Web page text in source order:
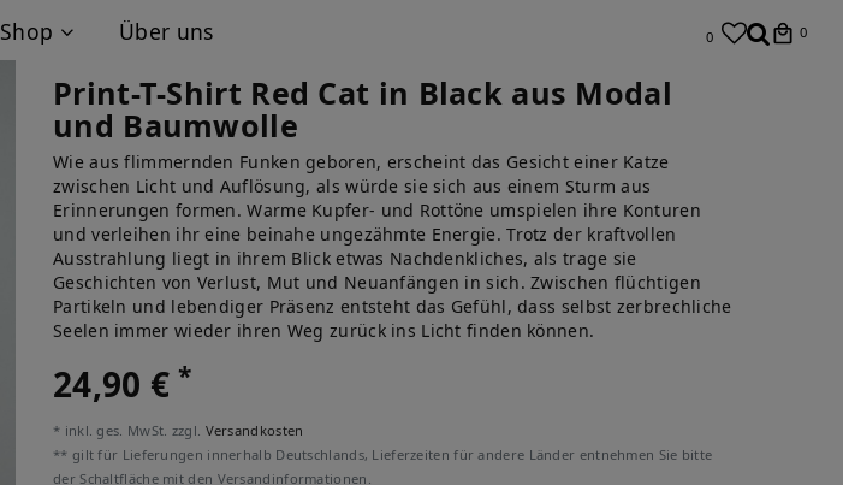
Shop Über uns 0 0
Print-T-Shirt Red Cat in Black aus Modal
und Baumwolle
Wie aus flimmernden Funken geboren, erscheint das Gesicht einer Katze
zwischen Licht und Auflösung, als würde sie sich aus einem Sturm aus
Erinnerungen formen. Warme Kupfer- und Rottöne umspielen ihre Konturen
und verleihen ihr eine beinahe ungezähmte Energie. Trotz der kraftvollen
Ausstrahlung liegt in ihrem Blick etwas Nachdenkliches, als trage sie
Geschichten von Verlust, Mut und Neuanfängen in sich. Zwischen flüchtigen
Partikeln und lebendiger Präsenz entsteht das Gefühl, dass selbst zerbrechliche
Seelen immer wieder ihren Weg zurück ins Licht finden können.
24,90 €*
* inkl. ges. MwSt. zzgl. Versandkosten
** gilt für Lieferungen innerhalb Deutschlands, Lieferzeiten für andere Länder entnehmen Sie bitte
der Schaltfläche mit den Versandinformationen.